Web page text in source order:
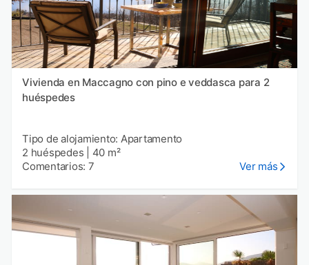
Vivienda en Maccagno con pino e veddasca para 2
huéspedes
Tipo de alojamiento: Apartamento
2 huéspedes
40 m²
Comentarios: 7
Ver más